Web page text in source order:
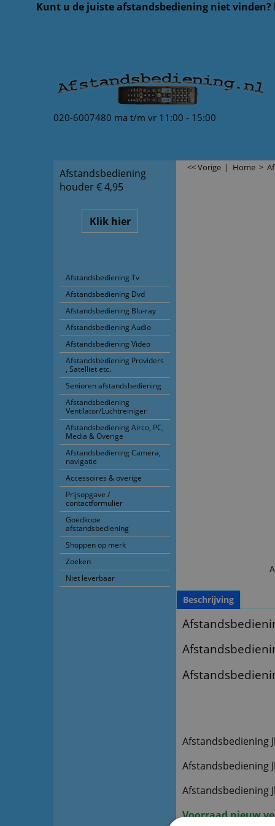
Kunt u de juiste afstandsbediening niet
020-6007480 ma t/m vr 11:00 - 15:00
Afstandsbediening
houder € 4,95
Klik hier
Afstandsbediening Tv
Afstandsbediening Dvd
Afstandsbediening Blu-ray
Afstandsbediening Audio
Afstandsbediening Video
Afstandsbediening Providers
, Satelliet etc.
Senioren afstandsbediening
Afstandsbediening
Ventilator/Luchtreiniger
Afstandsbediening Airco, PC,
Media & Overige
Afstandsbediening Camera,
navigatie
Accessoires & overige
Prijsopgave /
contactformulier
Goedkope
afstandsbediening
Shoppen op merk
Zoeken
Niet leverbaar
<< Vorige | Home >
Beschrijving
Afstandsbediening
Afstandsbediening
Afstandsbediening
Voorraad nieuw